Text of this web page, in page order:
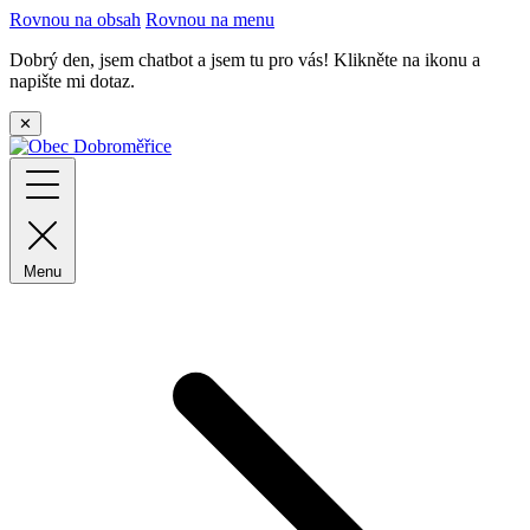
Rovnou na obsah Rovnou na menu
Dobrý den, jsem chatbot a jsem tu pro vás! Klikněte na ikonu a
napište mi dotaz.
✕
Menu